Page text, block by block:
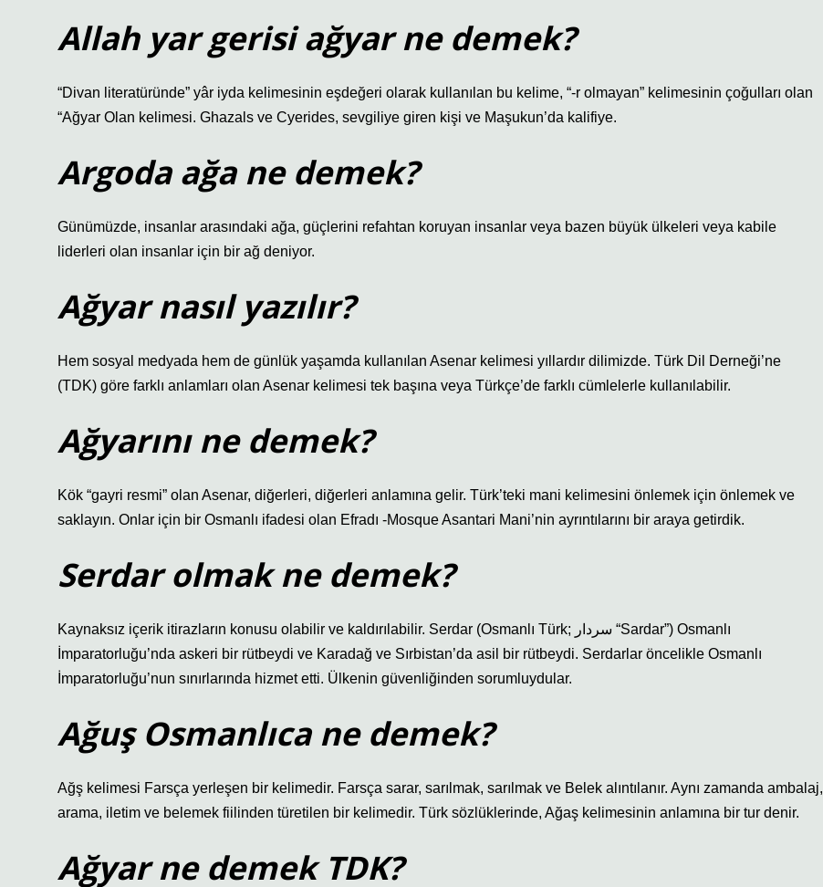
Allah yar gerisi ağyar ne demek?
“Divan literatüründe” yâr iyda kelimesinin eşdeğeri olarak kullanılan bu kelime, “-r olmayan” kelimesinin çoğulları olan
“Ağyar Olan kelimesi. Ghazals ve Cyerides, sevgiliye giren kişi ve Maşukun’da kalifiye.
Argoda ağa ne demek?
Günümüzde, insanlar arasındaki ağa, güçlerini refahtan koruyan insanlar veya bazen büyük ülkeleri veya kabile
liderleri olan insanlar için bir ağ deniyor.
Ağyar nasıl yazılır?
Hem sosyal medyada hem de günlük yaşamda kullanılan Asenar kelimesi yıllardır dilimizde. Türk Dil Derneği’ne
(TDK) göre farklı anlamları olan Asenar kelimesi tek başına veya Türkçe’de farklı cümlelerle kullanılabilir.
Ağyarını ne demek?
Kök “gayri resmi” olan Asenar, diğerleri, diğerleri anlamına gelir. Türk’teki mani kelimesini önlemek için önlemek ve
saklayın. Onlar için bir Osmanlı ifadesi olan Efradı -Mosque Asantari Mani’nin ayrıntılarını bir araya getirdik.
Serdar olmak ne demek?
Kaynaksız içerik itirazların konusu olabilir ve kaldırılabilir. Serdar (Osmanlı Türk; سردار “Sardar”) Osmanlı
İmparatorluğu’nda askeri bir rütbeydi ve Karadağ ve Sırbistan’da asil bir rütbeydi. Serdarlar öncelikle Osmanlı
İmparatorluğu’nun sınırlarında hizmet etti. Ülkenin güvenliğinden sorumluydular.
Ağuş Osmanlıca ne demek?
Ağş kelimesi Farsça yerleşen bir kelimedir. Farsça sarar, sarılmak, sarılmak ve Belek alıntılanır. Aynı zamanda ambalaj,
arama, iletim ve belemek fiilinden türetilen bir kelimedir. Türk sözlüklerinde, Ağaş kelimesinin anlamına bir tur denir.
Ağyar ne demek TDK?